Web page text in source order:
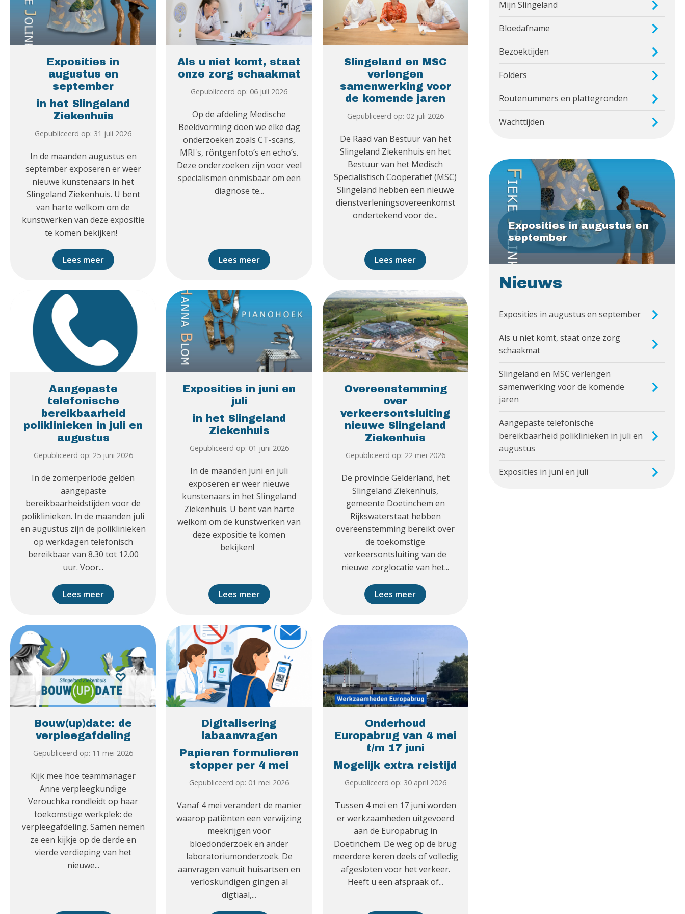
Exposities in
augustus en
september
in het Slingeland
Ziekenhuis
Gepubliceerd op: 31 juli 2026
In de maanden augustus en
september exposeren er weer
nieuwe kunstenaars in het
Slingeland Ziekenhuis. U bent
van harte welkom om de
kunstwerken van deze expositie
te komen bekijken!
Lees meer
Als u niet komt, staat
onze zorg schaakmat
Gepubliceerd op: 06 juli 2026
Op de afdeling Medische
Beeldvorming doen we elke dag
onderzoeken zoals CT-scans,
MRI's, röntgenfoto’s en echo’s.
Deze onderzoeken zijn voor veel
specialismen onmisbaar om een
diagnose te...
Lees meer
Slingeland en MSC
verlengen
samenwerking voor
de komende jaren
Gepubliceerd op: 02 juli 2026
De Raad van Bestuur van het
Slingeland Ziekenhuis en het
Bestuur van het Medisch
Specialistisch Coöperatief (MSC)
Slingeland hebben een nieuwe
dienstverleningsovereenkomst
ondertekend voor de...
Lees meer
Aangepaste
telefonische
bereikbaarheid
poliklinieken in juli en
augustus
Gepubliceerd op: 25 juni 2026
In de zomerperiode gelden
aangepaste
bereikbaarheidstijden voor de
poliklinieken. In de maanden juli
en augustus zijn de poliklinieken
op werkdagen telefonisch
bereikbaar van 8.30 tot 12.00
uur. Voor...
Lees meer
Exposities in juni en
juli
in het Slingeland
Ziekenhuis
Gepubliceerd op: 01 juni 2026
In de maanden juni en juli
exposeren er weer nieuwe
kunstenaars in het Slingeland
Ziekenhuis. U bent van harte
welkom om de kunstwerken van
deze expositie te komen
bekijken!
Lees meer
Overeenstemming
over
verkeersontsluiting
nieuwe Slingeland
Ziekenhuis
Gepubliceerd op: 22 mei 2026
De provincie Gelderland, het
Slingeland Ziekenhuis,
gemeente Doetinchem en
Rijkswaterstaat hebben
overeenstemming bereikt over
de toekomstige
verkeersontsluiting van de
nieuwe zorglocatie van het...
Lees meer
Bouw(up)date: de
verpleegafdeling
Gepubliceerd op: 11 mei 2026
Kijk mee hoe teammanager
Anne verpleegkundige
Verouchka rondleidt op haar
toekomstige werkplek: de
verpleegafdeling. Samen nemen
ze een kijkje op de derde en
vierde verdieping van het
nieuwe...
Digitalisering
labaanvragen
Papieren formulieren
stopper per 4 mei
Gepubliceerd op: 01 mei 2026
Vanaf 4 mei verandert de manier
waarop patiënten een verwijzing
meekrijgen voor
bloedonderzoek en ander
laboratoriumonderzoek. De
aanvragen vanuit huisartsen en
verloskundigen gingen al
digtiaal,...
Onderhoud
Europabrug van 4 mei
t/m 17 juni
Mogelijk extra reistijd
Gepubliceerd op: 30 april 2026
Tussen 4 mei en 17 juni worden
er werkzaamheden uitgevoerd
aan de Europabrug in
Doetinchem. De weg op de brug
meerdere keren deels of volledig
afgesloten voor het verkeer.
Heeft u een afspraak of...
Mijn Slingeland
Bloedafname
Bezoektijden
Folders
Routenummers en plattegronden
Wachttijden
Exposities in augustus en
september
Nieuws
Exposities in augustus en september
Als u niet komt, staat onze zorg
schaakmat
Slingeland en MSC verlengen
samenwerking voor de komende
jaren
Aangepaste telefonische
bereikbaarheid poliklinieken in juli en
augustus
Exposities in juni en juli